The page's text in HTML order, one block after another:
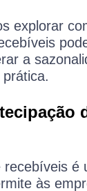
explorar
a
recebíveis é
às